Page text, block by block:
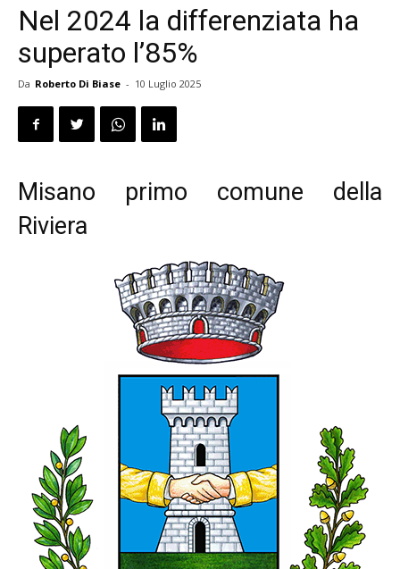
Nel 2024 la differenziata ha
superato l’85%
Da Roberto Di Biase - 10 Luglio 2025
Misano primo comune della
Riviera